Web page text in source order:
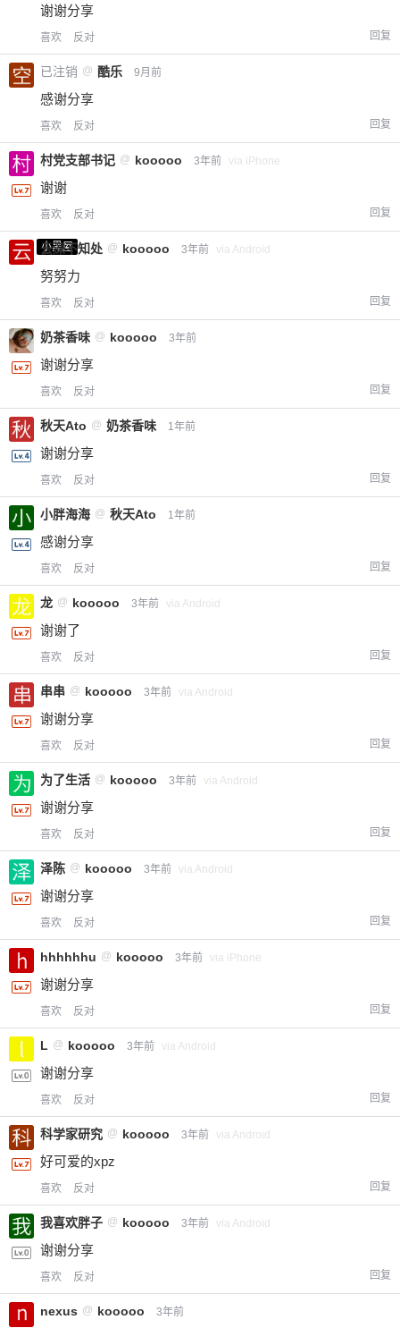
谢谢分享
喜欢 反对 回复
已注销 @ 酷乐 9月前
感谢分享
喜欢 反对 回复
村党支部书记 @ kooooo 3年前 via iPhone
谢谢
喜欢 反对 回复
小黑屋
云深不知处 @ kooooo 3年前 via Android
努努力
喜欢 反对 回复
奶茶香味 @ kooooo 3年前
谢谢分享
喜欢 反对 回复
秋天Ato @ 奶茶香味 1年前
谢谢分享
喜欢 反对 回复
小胖海海 @ 秋天Ato 1年前
感谢分享
喜欢 反对 回复
龙 @ kooooo 3年前 via Android
谢谢了
喜欢 反对 回复
串串 @ kooooo 3年前 via Android
谢谢分享
喜欢 反对 回复
为了生活 @ kooooo 3年前 via Android
谢谢分享
喜欢 反对 回复
泽陈 @ kooooo 3年前 via Android
谢谢分享
喜欢 反对 回复
hhhhhhu @ kooooo 3年前 via iPhone
谢谢分享
喜欢 反对 回复
L @ kooooo 3年前 via Android
谢谢分享
喜欢 反对 回复
科学家研究 @ kooooo 3年前 via Android
好可爱的xpz
喜欢 反对 回复
我喜欢胖子 @ kooooo 3年前 via Android
谢谢分享
喜欢 反对 回复
nexus @ kooooo 3年前